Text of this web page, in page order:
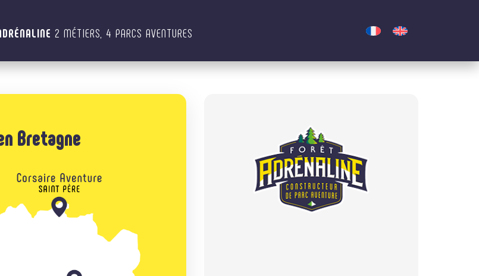
2 MÉTIERS, 4 PARCS AVENTURES
Bretagne